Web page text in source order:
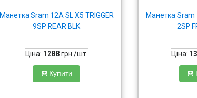
Манетка Sram 12A SL X5 TRIGGER
9SP REAR BLK
Ціна: 1288грн./шт.
Купити
Манетка Sram
2SP
Ціна: